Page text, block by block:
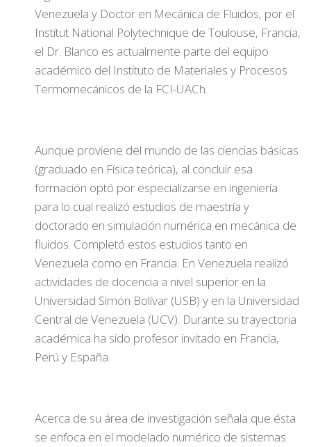
Venezuela y Doctor en Mecánica de Fluidos, por el
Institut National Polytechnique de Toulouse, Francia,
el Dr. Blanco es actualmente parte del equipo
académico del Instituto de Materiales y Procesos
Termomecánicos de la FCI-UACh.
Aunque proviene del mundo de las ciencias básicas
(graduado en Física teórica), al concluir esa
formación optó por especializarse en ingeniería
para lo cual realizó estudios de maestría y
doctorado en simulación numérica en mecánica de
fluidos. Completó estos estudios tanto en
Venezuela como en Francia. En Venezuela realizó
actividades de docencia a nivel superior en la
Universidad Simón Bolívar (USB) y en la Universidad
Central de Venezuela (UCV). Durante su trayectoria
académica ha sido profesor invitado en Francia,
Perú y España.
Acerca de su área de investigación señala que ésta
se enfoca en el modelado numérico de sistemas